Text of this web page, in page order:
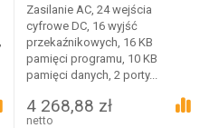
Zasilanie AC, 24 wejścia
cyfrowe DC, 16 wyjść
przekaźnikowych, 16 KB
pamięci programu, 10 KB
pamięci danych, 2 porty...
4 268,88 zł
netto